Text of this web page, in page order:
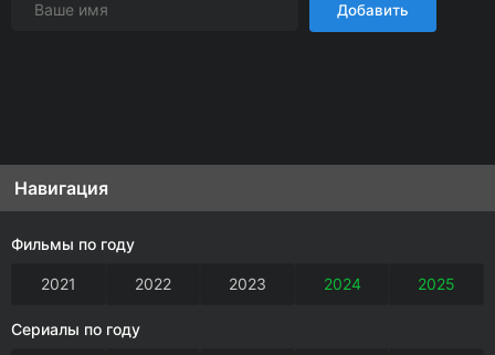
Добавить
Навигация
Фильмы по году
2021 2022 2023 2024 2025
Сериалы по году